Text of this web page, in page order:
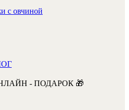
с овчиной
- ПОДАРОК 🎁